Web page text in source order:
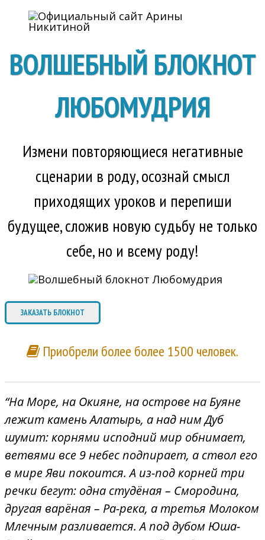
ВОЛШЕБНЫЙ БЛОКНОТ
ЛЮБОМУДРИЯ
Измени повторяющиеся негативные
сценарии в роду, осознай смысл
приходящих уроков и перепиши
будущее, сложив новую судьбу не только
себе, но и всему роду!
ЗАКАЗАТЬ БЛОКНОТ
Приобрели более более 1500 человек.
“На Море, на Окияне, на острове на Буяне
лежит камень Алатырь, а над ним Дуб
шумит: корнями исподний мир обнимает,
ветвями все 9 небес подпирает, а ствол его
в мире Яви покоится. А из-под корней три
речки бегут: одна студёная – Смородина,
другая варёная – Ра-река, а третья Молоком
Млечным разливается. А под дубом Юша-